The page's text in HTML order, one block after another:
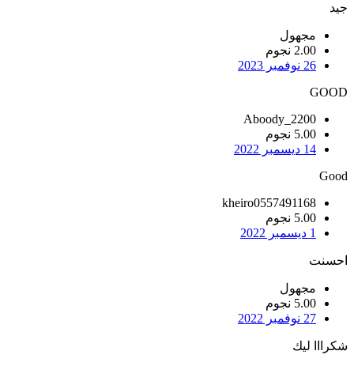
جيد
مجهول
2.00 نجوم
26 نوفمبر 2023
GOOD
Aboody_2200
5.00 نجوم
14 ديسمبر 2022
Good
kheiro0557491168
5.00 نجوم
1 ديسمبر 2022
احسنت
مجهول
5.00 نجوم
27 نوفمبر 2022
شكرااا ليك